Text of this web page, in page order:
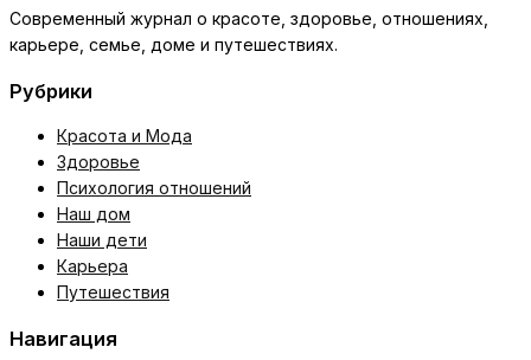
Современный журнал о красоте, здоровье, отношениях,
карьере, семье, доме и путешествиях.
Рубрики
Красота и Мода
Здоровье
Психология отношений
Наш дом
Наши дети
Карьера
Путешествия
Навигация